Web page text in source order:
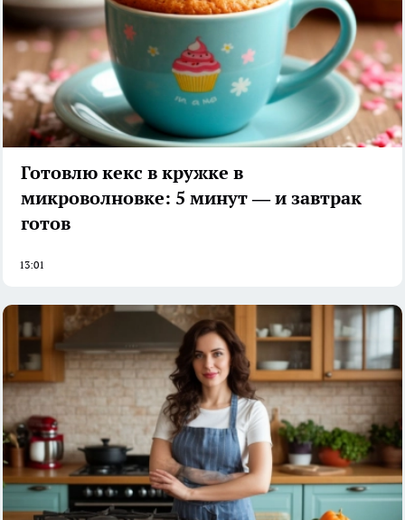
Готовлю кекс в кружке в
микроволновке: 5 минут — и завтрак
готов
13:01